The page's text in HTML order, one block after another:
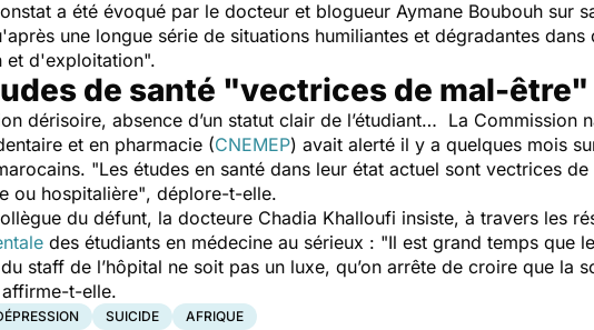
a été évoqué par le docteur et blogueur Aymane Boubouh sur
une longue série de situations humiliantes et dégradantes
et d'exploitation".
de santé "vectrices de mal-être"
dérisoire, absence d’un statut clair de l’étudiant… La Commission
et en pharmacie (CNEMEP) avait alerté il y a quelques mois
"Les études en santé dans leur état actuel sont vectrices
ou hospitalière", déplore-t-elle.
du défunt, la docteure Chadia Khalloufi insiste, à travers les
des étudiants en médecine au sérieux : "Il est grand temps que
du staff de l’hôpital ne soit pas un luxe, qu’on arrête de croire que la
t-elle.
SUICIDE AFRIQUE